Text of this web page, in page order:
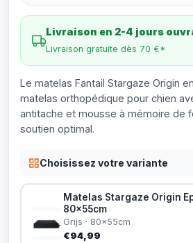
Livraison en 2-4 jours
Livraison gratuite dès 70 €*
Le matelas Fantail Stargaze Origin
matelas orthopédique pour chien
antitache et mousse à mémoire de
soutien optimal.
Choisissez votre variante
Matelas Stargaze Origin
80x55cm
Grijs · 80x55cm
€94,99